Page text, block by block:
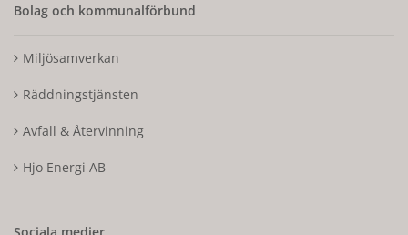
Bolag och kommunalförbund
Miljösamverkan
Räddningstjänsten
Avfall & Återvinning
Hjo Energi AB
Sociala medier